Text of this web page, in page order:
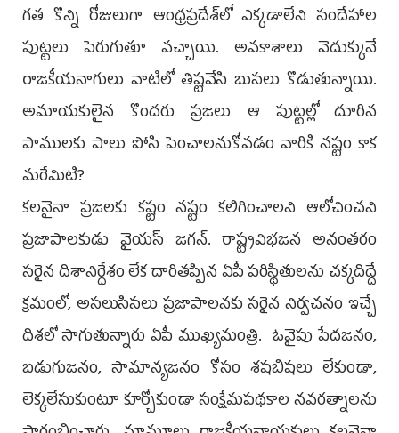
గత కొన్ని రోజులుగా ఆంధ్రప్రదేశ్‌లో ఎక్కడాలేని సందేహాల
పుట్టలు పెరుగుతూ వచ్చాయి. అవకాశాలు వెదుక్కునే
రాజకీయనాగులు వాటిలో తిష్టవేసి బుసలు కొడుతున్నాయి.
అమాయకులైన కొందరు ప్రజలు ఆ పుట్టల్లో దూరిన
పాములకు పాలు పోసి పెంచాలనుకోవడం వారికి నష్టం కాక
మరేమిటి?
కలనైనా ప్రజలకు కష్టం నష్టం కలిగించాలని ఆలోచించని
ప్రజాపాలకుడు వైయస్‌ జగన్‌. రాష్ట్రవిభజన అనంతరం
సరైన దిశానిర్దేశం లేక దారితప్పిన ఏపీ పరిస్థితులను చక్కదిద్దే
క్రమంలో, అసలుసిసలు ప్రజాపాలనకు సరైన నిర్వచనం ఇచ్చే
దిశలో సాగుతున్నారు ఏపీ ముఖ్యమంత్రి. ఓవైపు పేదజనం,
బడుగుజనం, సామాన్యజనం కోసం శషబిషలు లేకుండా,
లెక్కలేసుకుంటూ కూర్చోకుండా సంక్షేమపథకాల నవరత్నాలను